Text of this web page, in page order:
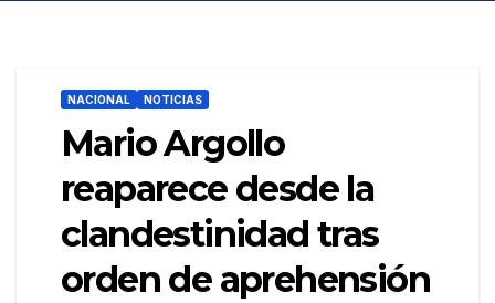
NACIONAL NOTICIAS
Mario Argollo
reaparece desde la
clandestinidad tras
orden de aprehensión